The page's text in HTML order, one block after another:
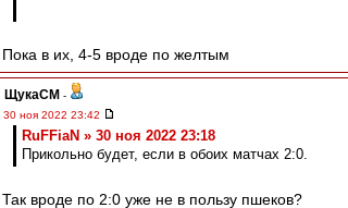
Пока в их, 4-5 вроде по желтым
ЩукаСМ -
30 ноя 2022 23:42
RuFFiaN » 30 ноя 2022 23:18
Прикольно будет, если в обоих матчах 2:0.
Так вроде по 2:0 уже не в пользу пшеков?